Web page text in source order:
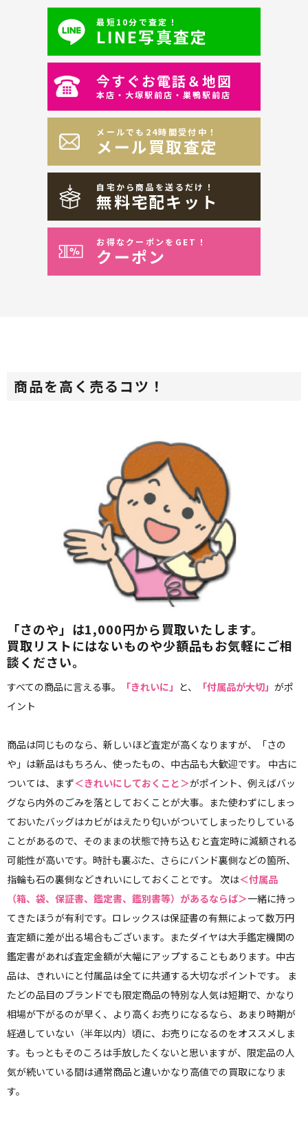
最短10分で査定！
LINE写真査定
今すぐお電話＆地図
本店・大塚駅前店・巣鴨駅前店
メールでも24時間受付中！
メール買取査定
自宅から商品を送るだけ！
無料宅配キット
お得なクーポンをGET！
クーポン
商品を高く売るコツ！
「さのや」は1,000円から買取いたします。
買取リストにはないものや少額品もお気軽にご相
談ください。
すべての商品に言える事。 「きれいに」 と、 「付属品が大切」 がポ
イント
商品は同じものなら、新しいほど査定が高くなりますが、「さの
や」は新品はもちろん、使ったもの、中古品も大歓迎です。 中古に
ついては、まず＜きれいにしておくこと＞がポイント、例えばバッ
グなら内外のごみを落としておくことが大事。また使わずにしまっ
ておいたバッグはカビがはえたり匂いがついてしまったりしている
ことがあるので、そのままの状態で持ち込 むと査定時に減額される
可能性が高いです。時計も裏ぶた、さらにバンド裏側などの箇所、
指輪も石の裏側などきれいにしておくことです。 次は＜付属品
（箱、袋、保証書、鑑定書、鑑別書等）があるならば＞一緒に持っ
てきたほうが有利です。ロレックスは保証書の有無によって数万円
査定額に差が出る場合もございます。またダイヤは大手鑑定機関の
鑑定書があれば査定金額が大幅にアップすることもあります。中古
品は、きれいにと付属品は全てに共通する大切なポイントです。 ま
たどの品目のブランドでも限定商品の特別な人気は短期で、かなり
相場が下がるのが早く、より高くお売りになるなら、あまり時期が
経過していない（半年以内）頃に、お売りになるのをオススメしま
す。もっともそのころは手放したくないと思いますが、限定品の人
気が続いている間は通常商品と違いかなり高値での買取になりま
す。